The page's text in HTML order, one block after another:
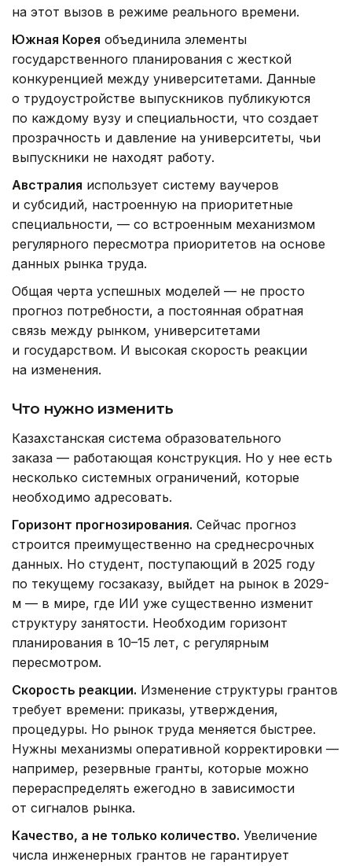
на этот вызов в режиме реального времени.
Южная Корея объединила элементы
государственного планирования с жесткой
конкуренцией между университетами. Данные
о трудоустройстве выпускников публикуются
по каждому вузу и специальности, что создает
прозрачность и давление на университеты, чьи
выпускники не находят работу.
Австралия использует систему ваучеров
и субсидий, настроенную на приоритетные
специальности, — со встроенным механизмом
регулярного пересмотра приоритетов на основе
данных рынка труда.
Общая черта успешных моделей — не просто
прогноз потребности, а постоянная обратная
связь между рынком, университетами
и государством. И высокая скорость реакции
на изменения.
Что нужно изменить
Казахстанская система образовательного
заказа — работающая конструкция. Но у нее есть
несколько системных ограничений, которые
необходимо адресовать.
Горизонт прогнозирования. Сейчас прогноз
строится преимущественно на среднесрочных
данных. Но студент, поступающий в 2025 году
по текущему госзаказу, выйдет на рынок в 2029-
м — в мире, где ИИ уже существенно изменит
структуру занятости. Необходим горизонт
планирования в 10–15 лет, с регулярным
пересмотром.
Скорость реакции. Изменение структуры грантов
требует времени: приказы, утверждения,
процедуры. Но рынок труда меняется быстрее.
Нужны механизмы оперативной корректировки —
например, резервные гранты, которые можно
перераспределять ежегодно в зависимости
от сигналов рынка.
Качество, а не только количество. Увеличение
числа инженерных грантов не гарантирует